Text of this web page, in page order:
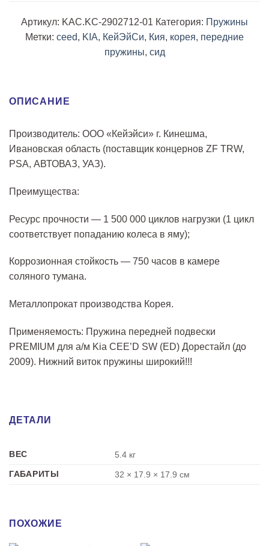
Корея)
Артикул: KAC.KC-2902712-01 Категория: Пружины
Метки: ceed, KIA, КейЭйСи, Кия, корея, передние
пружины, сид
ОПИСАНИЕ
Производитель: ООО «Кейэйси» г. Кинешма,
Ивановская область (поставщик концернов ZF TRW,
PSA, АВТОВАЗ, УАЗ).
Преимущества:
Ресурс прочности — 1 500 000 циклов нагрузки (1 цикл
соответствует попаданию колеса в яму);
Коррозионная стойкость — 750 часов в камере
соляного тумана.
Металлопрокат производства Корея.
Применяемость: Пружина передней подвески
PREMIUM для а/м Kia CEE’D SW (ED) Дорестайл (до
2009). Нижний виток пружины широкий!!!
ДЕТАЛИ
ВЕС
5.4 кг
ГАБАРИТЫ
32 × 17.9 × 17.9 см
ПОХОЖИЕ